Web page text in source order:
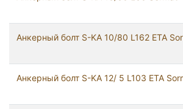
Анкерный болт S-KA 10/80 L162 ETA
Анкерный болт S-KA 12/ 5 L103 ETA